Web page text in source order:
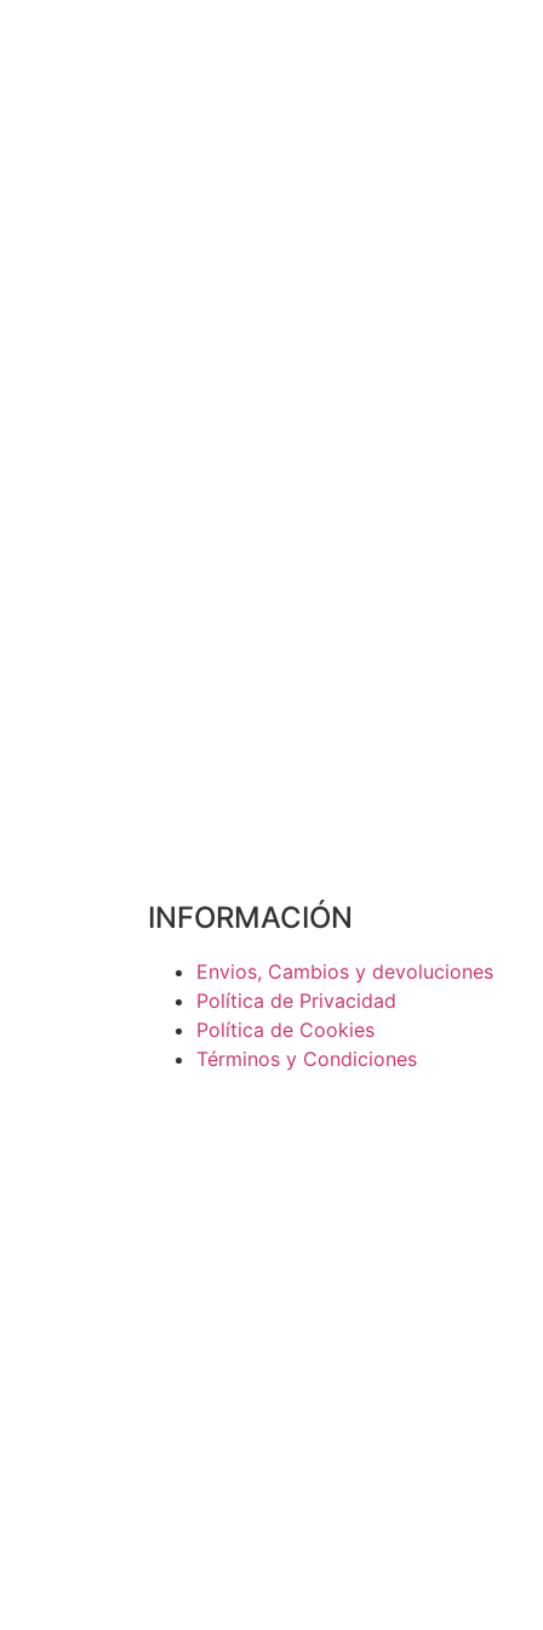
INFORMACIÓN
Envios, Cambios y devoluciones
Política de Privacidad
Política de Cookies
Términos y Condiciones